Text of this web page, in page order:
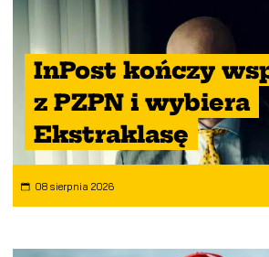
InPost kończy
z PZPN i wybiera
Ekstraklasę
08 sierpnia 2026